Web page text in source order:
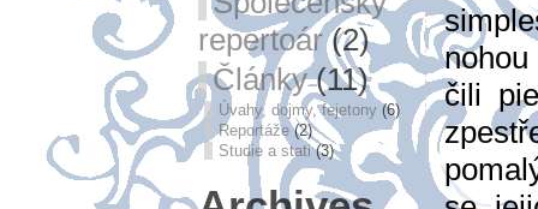
repertoár(2)
Články(11)
Úvahy, dojmy, fejetony (6)
Reportáže(2)
Studie a stati(3)
čili